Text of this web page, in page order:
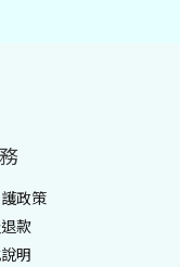
政策
款
明